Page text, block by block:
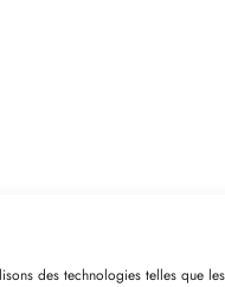
des technologies telles que